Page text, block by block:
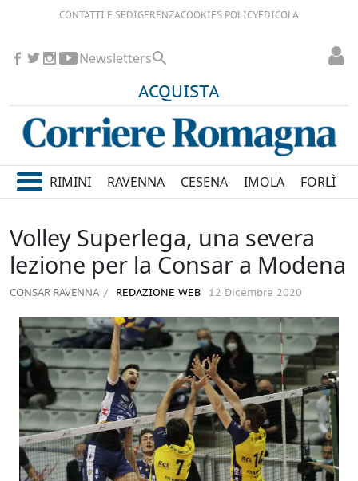
CONTATTI E SEDIGERENZACOOKIES POLICYEDICOLA
ACQUISTA
Newsletters
RIMINI RAVENNA CESENA IMOLA FORLÌ
Volley Superlega, una severa
lezione per la Consar a Modena
CONSAR RAVENNA REDAZIONE WEB 12 Dicembre 2020